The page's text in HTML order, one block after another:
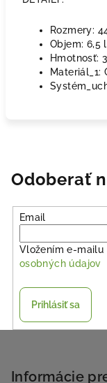
Rozmery:
Objem: 6,5 l
Hmotnosť:
Materiál_1:
Odoberať
Email
Vložením e-mailu
osobných údajov
Prihlásiť sa
Informácie